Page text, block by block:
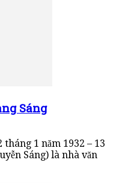
Sáng
tháng 1 năm 1932 – 13
Sáng) là nhà văn